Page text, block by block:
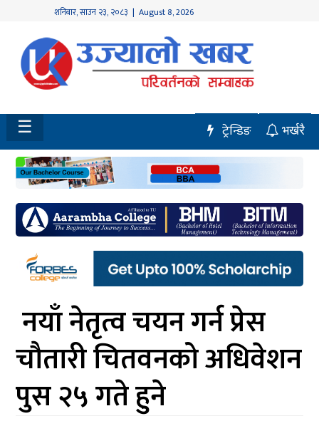
शनिबार,साउन २३, २०८३ | August 8, 2026
होमपेज
नवलपुर
विशेष
मध्य
नेपाल
चितवन
सेरोफेरो
समाचार
आर्थिक
मनोरञ्जन
खेलकुद
☰ भर्खरै
ट्रेन्डिङ
नयाँ नेतृत्व चयन गर्न प्रेस
चौतारी चितवनको अधिवेशन
पुस २५ गते हुने